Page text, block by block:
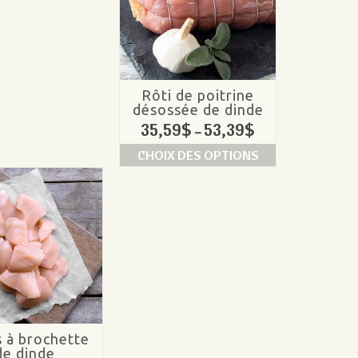
Rôti de poitrine
désossée de dinde
35,59$ – 53,39$
CHOIX DES OPTIONS
à brochette
dinde